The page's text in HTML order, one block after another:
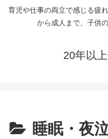
育児や仕事の両立で感じる疲
から成人まで、子供
20年以
睡眠・夜